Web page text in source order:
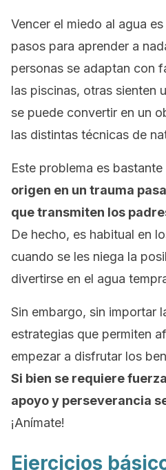
Vencer el miedo al agua
pasos para aprender a
personas se adaptan con
las piscinas, otras sienten
se puede convertir en un
las distintas técnicas de
Este problema es
origen en un trauma
que transmiten los
De hecho, es habitual en
cuando se les niega la
divertirse en el agua
Sin embargo, sin importar
estrategias que permiten
empezar a disfrutar los
Si bien se requiere
apoyo y perseverancia
¡Anímate!
Ejercicios